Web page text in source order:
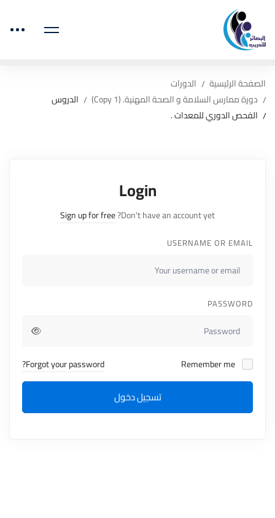
الصفحة الرئيسية
الدورات
دورة ممارس السلامة و الصحة المهنية. (Copy 1)
الدروس
الفحص الدوري للمعدات .
Login
Don't have an account yet?
Sign up for free
USERNAME OR EMAIL
PASSWORD
Forgot your password?
تسجيل دخول